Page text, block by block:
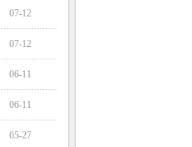
07-12
07-12
06-11
06-11
05-27